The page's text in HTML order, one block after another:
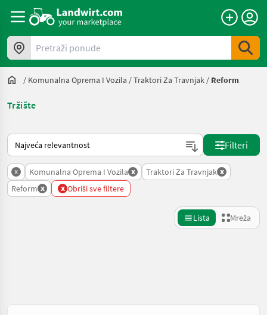
Pretraži ponude
/ Komunalna Oprema I Vozila /Traktori Za Travnjak / Reform
Tržište
Način na koji sortira Landwirt.com
Filteri
x Komunalna Oprema I Vozila x Traktori Za Travnjak x
Reform x x Obriši sve filtere
Lista Mreža